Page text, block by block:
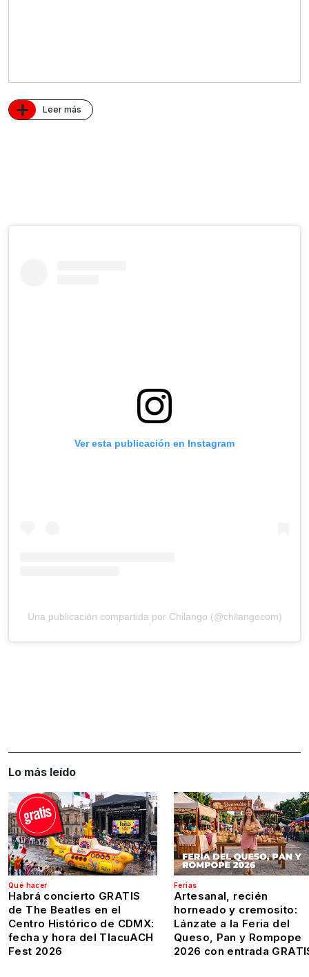
+ Leer más
Ver esta publicación en Instagram
Una publicación compartida por Chilango (@chilangocom)
Lo más leído
Qué hacer
Habrá concierto GRATIS
de The Beatles en el
Centro Histórico de CDMX:
fecha y hora del TlacuACH
Fest 2026
Ferias
Artesanal, recién
horneado y cremosito:
Lánzate a la Feria del
Queso, Pan y Rompope
2026 con entrada